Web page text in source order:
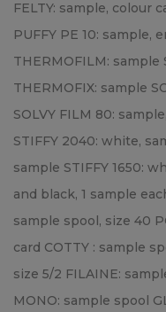
FELTY: sample, colour
PUFFY PE 10: sample,
THERMOFILM: sample
THERMOFIX: sample
SOLVY FILM 80:
STIFFY 2040: white,
sample STIFFY 1650:
and black, 1 sample each
sample spool, size 40
card COTTY : sample
size 5/2 FILAINE:
MONO: sample spool